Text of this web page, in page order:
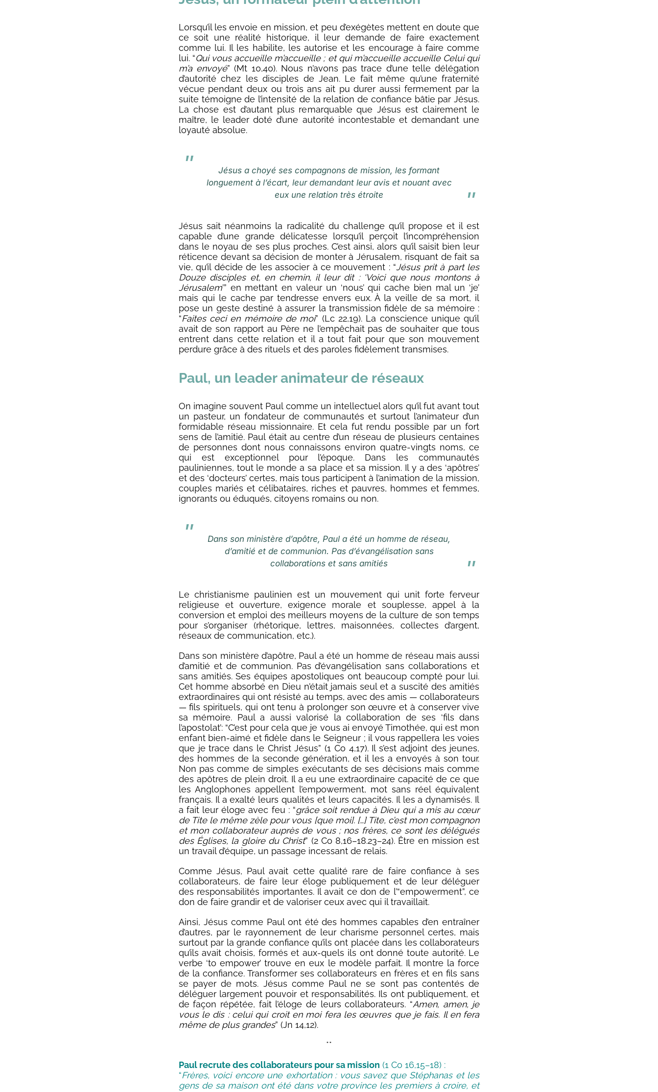
Lorsqu’il les envoie en mission, et peu d’exégètes mettent en doute que
ce soit une réalité historique, il leur demande de faire exactement
comme lui. Il les habilite, les autorise et les encourage à faire comme
lui. “Qui vous accueille m’accueille ; et qui m’accueille accueille Celui qui
m’a envoyé” (Mt 10,40). Nous n’avons pas trace d’une telle délégation
d’autorité chez les disciples de Jean. Le fait même qu’une fraternité
vécue pendant deux ou trois ans ait pu durer aussi fermement par la
suite témoigne de l’intensité de la relation de confiance bâtie par Jésus.
La chose est d’autant plus remarquable que Jésus est clairement le
maître, le leader doté d’une autorité incontestable et demandant une
loyauté absolue.
Jésus a choyé ses compagnons de mission, les formant
longuement à l’écart, leur demandant leur avis et nouant avec
eux une relation très étroite
Jésus sait néanmoins la radicalité du challenge qu’il propose et il est
capable d’une grande délicatesse lorsqu’il perçoit l’incompréhension
dans le noyau de ses plus proches. C’est ainsi, alors qu’il saisit bien leur
réticence devant sa décision de monter à Jérusalem, risquant de fait sa
vie, qu’il décide de les associer à ce mouvement : “Jésus prit à part les
Douze disciples et, en chemin, il leur dit : ‘Voici que nous montons à
Jérusalem’” en mettant en valeur un ‘nous’ qui cache bien mal un ‘je’
mais qui le cache par tendresse envers eux. À la veille de sa mort, il
pose un geste destiné à assurer la transmission fidèle de sa mémoire :
“Faites ceci en mémoire de moi” (Lc 22,19). La conscience unique qu’il
avait de son rapport au Père ne l’empêchait pas de souhaiter que tous
entrent dans cette relation et il a tout fait pour que son mouvement
perdure grâce à des rituels et des paroles fidèlement transmises.
Paul, un leader animateur de réseaux
On imagine souvent Paul comme un intellectuel alors qu’il fut avant tout
un pasteur, un fondateur de communautés et surtout l’animateur d’un
formidable réseau missionnaire. Et cela fut rendu possible par un fort
sens de l’amitié. Paul était au centre d’un réseau de plusieurs centaines
de personnes dont nous connaissons environ quatre-vingts noms, ce
qui est exceptionnel pour l’époque. Dans les communautés
pauliniennes, tout le monde a sa place et sa mission. Il y a des ‘apôtres’
et des ‘docteurs’ certes, mais tous participent à l’animation de la mission,
couples mariés et célibataires, riches et pauvres, hommes et femmes,
ignorants ou éduqués, citoyens romains ou non.
Dans son ministère d’apôtre, Paul a été un homme de réseau,
d’amitié et de communion. Pas d’évangélisation sans
collaborations et sans amitiés
Le christianisme paulinien est un mouvement qui unit forte ferveur
religieuse et ouverture, exigence morale et souplesse, appel à la
conversion et emploi des meilleurs moyens de la culture de son temps
pour s’organiser (rhétorique, lettres, maisonnées, collectes d’argent,
réseaux de communication, etc.).
Dans son ministère d’apôtre, Paul a été un homme de réseau mais aussi
d’amitié et de communion. Pas d’évangélisation sans collaborations et
sans amitiés. Ses équipes apostoliques ont beaucoup compté pour lui.
Cet homme absorbé en Dieu n’était jamais seul et a suscité des amitiés
extraordinaires qui ont résisté au temps, avec des amis — collaborateurs
— fils spirituels, qui ont tenu à prolonger son œuvre et à conserver vive
sa mémoire. Paul a aussi valorisé la collaboration de ses ‘fils dans
l’apostolat’: “C’est pour cela que je vous ai envoyé Timothée, qui est mon
enfant bien-aimé et fidèle dans le Seigneur ; il vous rappellera les voies
que je trace dans le Christ Jésus” (1 Co 4,17). Il s’est adjoint des jeunes,
des hommes de la seconde génération, et il les a envoyés à son tour.
Non pas comme de simples exécutants de ses décisions mais comme
des apôtres de plein droit. Il a eu une extraordinaire capacité de ce que
les Anglophones appellent l’empowerment, mot sans réel équivalent
français. Il a exalté leurs qualités et leurs capacités. Il les a dynamisés. Il
a fait leur éloge avec feu : “grâce soit rendue à Dieu qui a mis au cœur
de Tite le même zèle pour vous [que moi]. […] Tite, c’est mon compagnon
et mon collaborateur auprès de vous ; nos frères, ce sont les délégués
des Églises, la gloire du Christ” (2 Co 8,16–18.23–24). Être en mission est
un travail d’équipe, un passage incessant de relais.
Comme Jésus, Paul avait cette qualité rare de faire confiance à ses
collaborateurs, de faire leur éloge publiquement et de leur déléguer
des responsabilités importantes. Il avait ce don de l’“empowerment”, ce
don de faire grandir et de valoriser ceux avec qui il travaillait.
Ainsi, Jésus comme Paul ont été des hommes capables d’en entraîner
d’autres, par le rayonnement de leur charisme personnel certes, mais
surtout par la grande confiance qu’ils ont placée dans les collaborateurs
qu’ils avait choisis, formés et aux-quels ils ont donné toute autorité. Le
verbe ‘to empower’ trouve en eux le modèle parfait. Il montre la force
de la confiance. Transformer ses collaborateurs en frères et en fils sans
se payer de mots. Jésus comme Paul ne se sont pas contentés de
déléguer largement pouvoir et responsabilités. Ils ont publiquement, et
de façon répétée, fait l’éloge de leurs collaborateurs. “Amen, amen, je
vous le dis : celui qui croit en moi fera les œuvres que je fais. Il en fera
même de plus grandes” (Jn 14,12).
**
Paul recrute des collaborateurs pour sa mission (1 Co 16,15–18) :
“Frères, voici encore une exhortation : vous savez que Stéphanas et les
gens de sa maison ont été dans votre province les premiers à croire, et